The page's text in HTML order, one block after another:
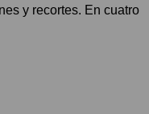
y recortes. En cuatro